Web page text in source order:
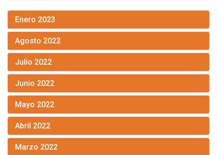
Enero 2023
Agosto 2022
Julio 2022
Junio 2022
Mayo 2022
Abril 2022
Marzo 2022